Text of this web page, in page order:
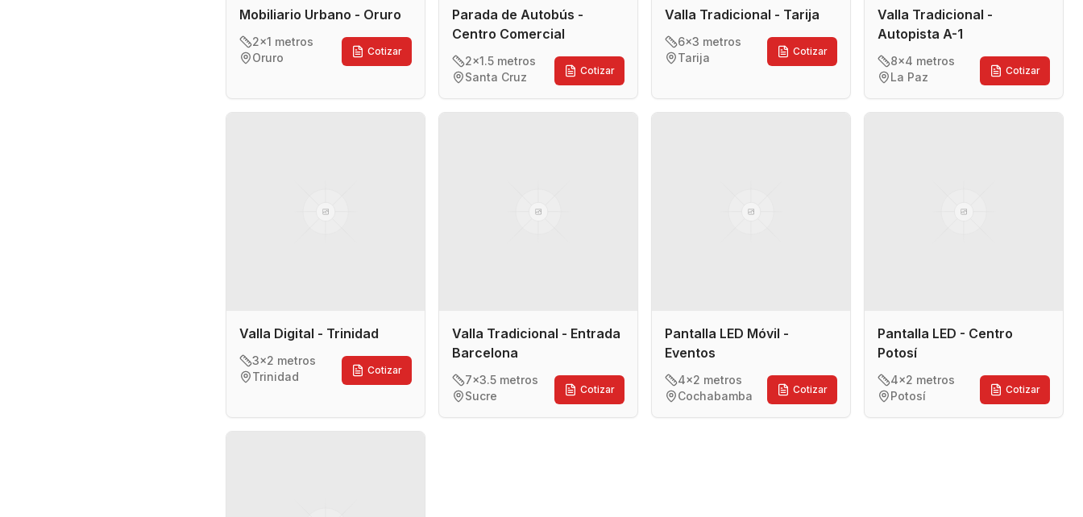
Mobiliario Urbano - Oruro
2x1 metros
Oruro
Cotizar
Parada de Autobús -
Centro Comercial
2x1.5 metros
Santa Cruz
Cotizar
Valla Tradicional - Tarija
6x3 metros
Tarija
Cotizar
Valla Tradicional -
Autopista A-1
8x4 metros
La Paz
Cotizar
Valla Digital - Trinidad
3x2 metros
Trinidad
Cotizar
Valla Tradicional - Entrada
Barcelona
7x3.5 metros
Sucre
Cotizar
Pantalla LED Móvil -
Eventos
4x2 metros
Cochabamba
Cotizar
Pantalla LED - Centro
Potosí
4x2 metros
Potosí
Cotizar